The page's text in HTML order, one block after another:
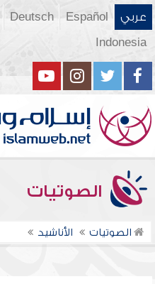
عربي Español
Deutsch
Indonesia
الصوتيات
الصوتيات الأناشيد